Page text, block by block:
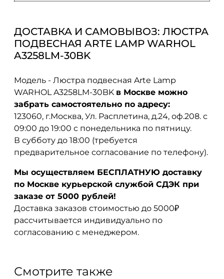
ДОСТАВКА И САМОВЫВОЗ: ЛЮСТРА
ПОДВЕСНАЯ ARTE LAMP WARHOL
A3258LM-30BK
Модель - Люстра подвесная Arte Lamp
WARHOL A3258LM-30BK в Москве можно
забрать самостоятельно по адресу:
123060, г.Москва, Ул. Расплетина, д.24, оф.208. с
09:00 до 19:00 с понедельника по пятницу.
В субботу до 18:00 (требуется
предварительное согласование по телефону).
Мы осуществляем БЕСПЛАТНУЮ доставку
по Москве курьерской службой СДЭК при
заказе от 5000 рублей!
Доставка заказов стоимостью до 5000₽
рассчитывается индивидуально по
согласованию с менеджером.
Смотрите также